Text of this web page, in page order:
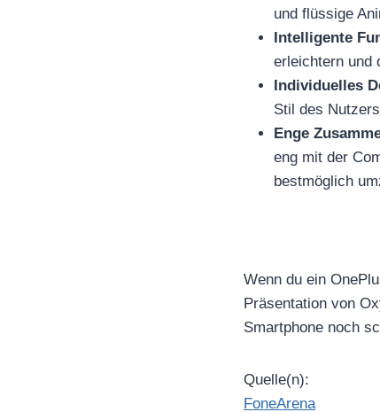
und flüssige
Intelligente
erleichtern und
Individuelles
Stil des
Enge
eng mit der
bestmöglich
Wenn du ein
Präsentation von
Smartphone noch
Quelle(n):
FoneArena